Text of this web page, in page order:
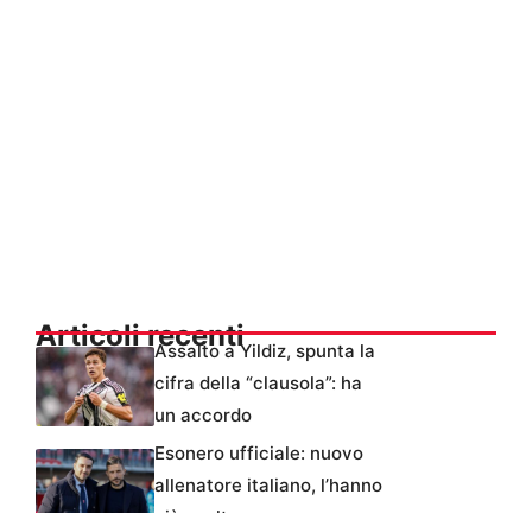
Articoli recentiAssalto a Yildiz, spunta la
cifra della “clausola”: ha
un accordo
Esonero ufficiale: nuovo
allenatore italiano, l’hanno